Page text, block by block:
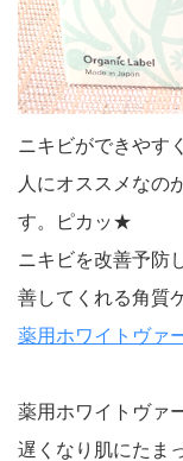
ニキビができやす
人にオススメなの
す。ピカッ★
ニキビを改善予防
善してくれる角質
薬用ホワイトヴァ
薬用ホワイトヴァ
遅くなり肌にたま